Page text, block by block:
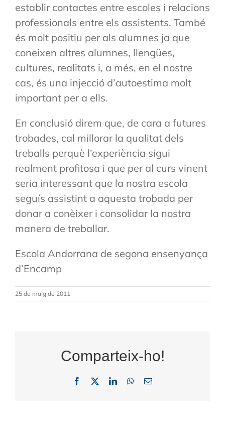
establir contactes entre escoles i relacions
professionals entre els assistents. També
és molt positiu per als alumnes ja que
coneixen altres alumnes, llengües,
cultures, realitats i, a més, en el nostre
cas, és una injecció d’autoestima molt
important per a ells.
En conclusió direm que, de cara a futures
trobades, cal millorar la qualitat dels
treballs perquè l’experiència sigui
realment profitosa i que per al curs vinent
seria interessant que la nostra escola
seguís assistint a aquesta trobada per
donar a conèixer i consolidar la nostra
manera de treballar.
Escola Andorrana de segona ensenyança
d’Encamp
25 de maig de 2011
Comparteix-ho!
Facebook LinkedInWhatsApp
Email: